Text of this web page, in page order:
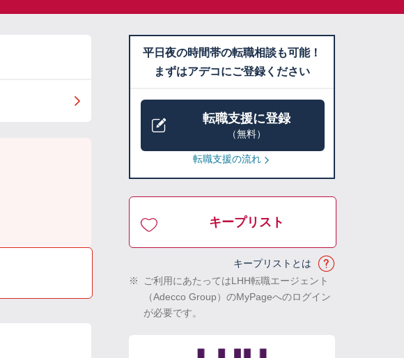
平日夜の時間帯の転職相談も可能！
まずはアデコにご登録ください
転職支援に登録
（無料）
転職支援の流れ
キープリスト
キープリストとは
※
ご利用にあたってはLHH転職エージェント
（Adecco Group）のMyPageへのログイン
が必要です。